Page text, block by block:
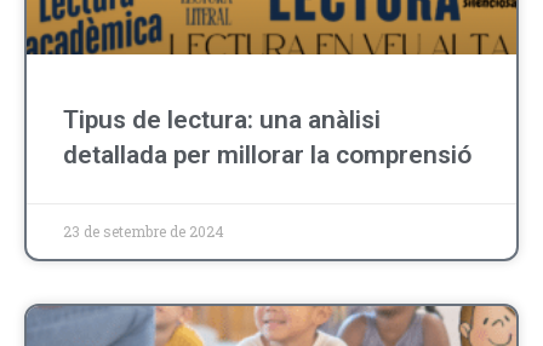
Tipus de lectura: una anàlisi
detallada per millorar la comprensió
23 de setembre de 2024